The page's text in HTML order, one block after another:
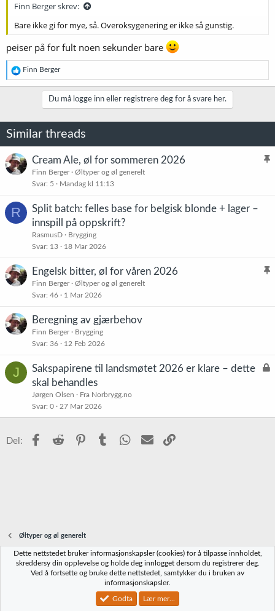
Finn Berger skrev:
Bare ikke gi for mye, så. Overoksygenering er ikke så gunstig.
peiser på for fult noen sekunder bare
R
e
a
n
e
r
:
Finn Berger
Du må logge inn eller registrere deg for å svare her.
Similar threads
K
Cream Ale, øl for sommeren 2026
Finn Berger
Øltyper og øl generelt
Svar 5 Mandag kl 11:13
R
Split batch: felles base for belgisk blonde + lager –
innspill på oppskrift?
RasmusD
Brygging
Svar 13 18 Mar 2026
K
Engelsk bitter, øl for våren 2026
Finn Berger
Øltyper og øl generelt
Svar 46 1 Mar 2026
Beregning av gjærbehov
Finn Berger
Brygging
Svar 36 12 Feb 2026
J
L
Sakspapirene til landsmøtet 2026 er klare – dette
skal behandles
Jørgen Olsen
Fra Norbrygg.no
Svar 0 27 Mar 2026
Del: Facebook
Reddit PinterestTumblr WhatsApp
E-post
Øltyper og øl generelt
Norbrygg-default
Vilkår og regler Personvernregler
Community platform by XenForo® © 2010-2023 XenForo Ltd.
Dette nettstedet bruker informasjonskapsler (cookies) for å tilpasse innholdet,
skreddersy din opplevelse og holde deg innlogget dersom du registrerer deg.
Ved å fortsette og bruke dette nettstedet, samtykker du i bruken av
informasjonskapsler.
Godta Lær mer...